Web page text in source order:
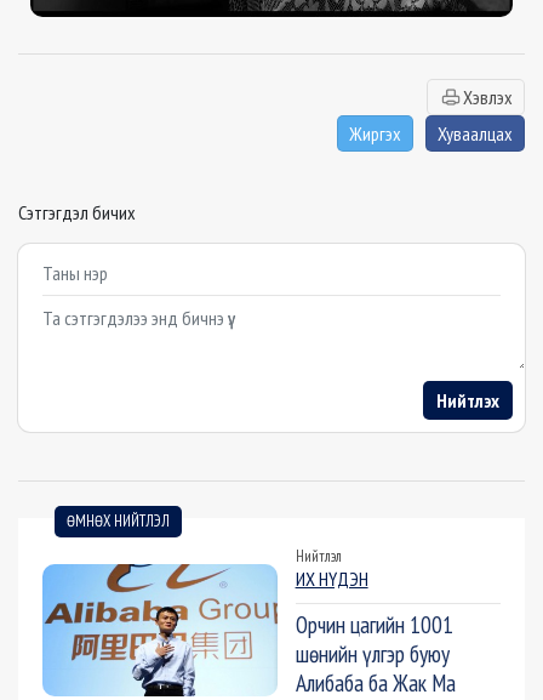
Хэвлэх
Жиргэх
Хуваалцах
Сэтгэгдэл бичих
Example textarea
Нийтлэх
ӨМНӨХ НИЙТЛЭЛ
Нийтлэл
ИХ НҮДЭН
Орчин цагийн 1001
шөнийн үлгэр буюу
Алибаба ба Жак Ма